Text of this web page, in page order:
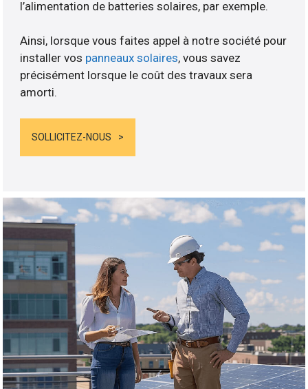
l’alimentation de batteries solaires, par exemple.
Ainsi, lorsque vous faites appel à notre société pour
installer vos panneaux solaires, vous savez
précisément lorsque le coût des travaux sera
amorti.
SOLLICITEZ-NOUS